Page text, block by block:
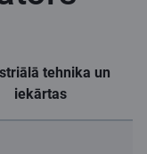
tehnika un
iekārtas